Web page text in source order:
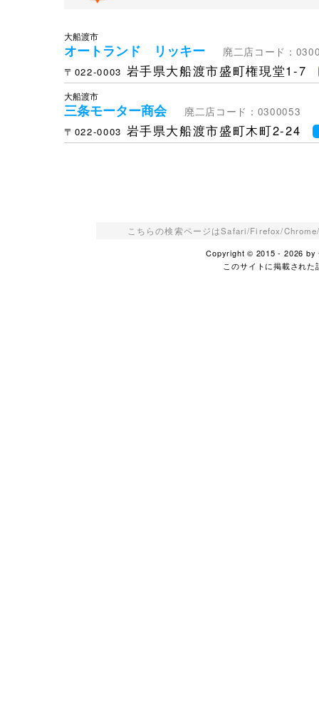
大船渡市
オートランド リッキー
廃二店コード：
〒022-0003 岩手県大船渡市盛町権現堂1-7
大船渡市
三条モーター商会
廃二店コード：0300053
〒022-0003 岩手県大船渡市盛町木町2-24
こちらの検索ページはSafari/Firefox/
Copyright © 2015 - 2026 by
このサイトに掲載され